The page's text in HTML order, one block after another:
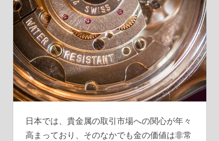
日本では、貴金属の取引市場への関心が年々
高まっており、そのなかでも金の価値は非常